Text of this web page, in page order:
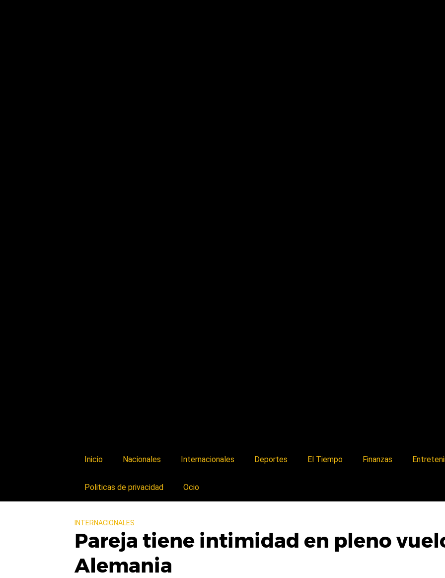
Inicio Nacionales Internacionales Deportes El Tiempo Finanzas
Politicas de privacidad Ocio
INTERNACIONALES
Pareja tiene intimidad en pleno
Alemania